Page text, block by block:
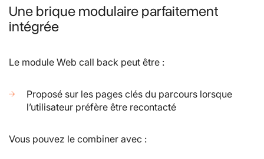
Une brique modulaire parfaitement
intégrée
Le module Web call back peut être :
Proposé sur les pages clés du parcours lorsque
l’utilisateur préfère être recontacté
Vous pouvez le combiner avec :